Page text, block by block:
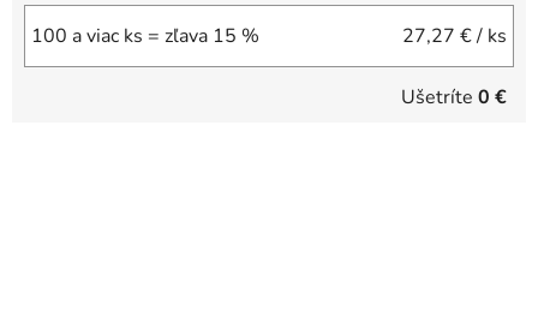
100 a viac ks = zľava 15 % 27,27 €/ ks
Ušetríte 0 €